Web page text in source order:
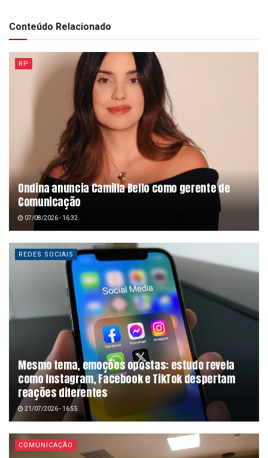
Conteúdo Relacionado
RP
Ondina anuncia Camilla Bello como gerente de
Comunicação
07/08/2026 - 16:32
REDES SOCIAIS
Mesmo tema, emoções opostas: estudo revela
como Instagram, Facebook e TikTok despertam
reações diferentes
21/07/2026 - 16:55
COMUNICAÇÃO